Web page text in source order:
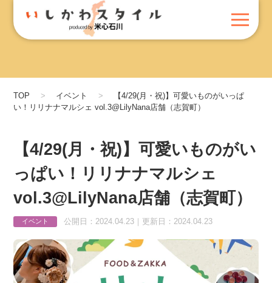
TOP イベント
【4/29(月・祝)】可愛いものがいっぱ
い！リリナナマルシェ vol.3@LilyNana店舗（志賀町）
【4/29(月・祝)】可愛いものがい
っぱい！リリナナマルシェ
vol.3@LilyNana店舗（志賀町）
イベント 公開日：2024.04.23｜更新日：2024.04.23